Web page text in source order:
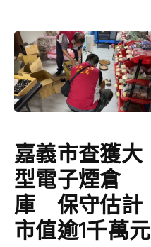
嘉義市查獲大
型電子煙倉
庫 保守估計
市值逾1千萬元